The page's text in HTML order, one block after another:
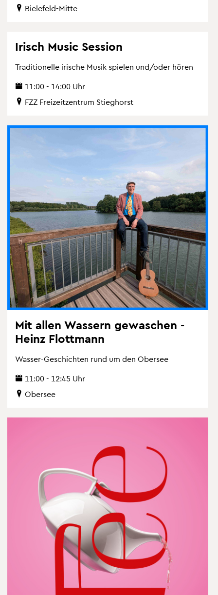
Bie­le­feld-Mitte
Irisch Music Ses­si­on
Tra­di­tio­nel­le iri­sche Musik spie­len und/oder hören
11:00 - 14:00 Uhr
FZZ Frei­zeit­zen­trum Stieg­horst
Mit allen Was­sern ge­wa­schen -
Heinz Flott­mann
Was­ser-Ge­schich­ten rund um den Ober­see
11:00 - 12:45 Uhr
Ober­see